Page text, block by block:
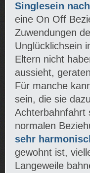
Singlesein
eine On Off
Zuwendungen
Unglücklichsein
Eltern nicht
aussieht,
Für manche
sein, die sie
Achterbahnfahrt
normalen
sehr
gewohnt ist,
Langeweile